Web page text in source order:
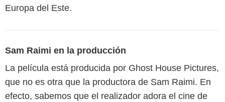
Europa del Este.
Sam Raimi en la producción
La película está producida por Ghost House Pictures,
que no es otra que la productora de Sam Raimi. En
efecto, sabemos que el realizador adora el cine de